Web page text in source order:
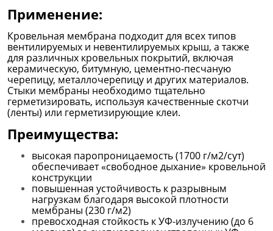
Применение:
Кровельная мембрана подходит для всех типов
вентилируемых и невентилируемых крыш, а также
для различных кровельных покрытий, включая
керамическую, битумную, цементно-песчаную
черепицу, металлочерепицу и других материалов.
Стыки мембраны необходимо тщательно
герметизировать, используя качественные скотчи
(ленты) или герметизирующие клеи.
Преимущества:
высокая паропроницаемость (1700 г/м2/сут)
обеспечивает «свободное дыхание» кровельной
конструкции
повышенная устойчивость к разрывным
нагрузкам благодаря высокой плотности
мембраны (230 г/м2)
превосходная стойкость к УФ-излучению (до 6